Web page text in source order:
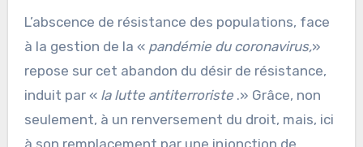
L’abscence de résistance des populations, face
à la gestion de la « pandémie du coronavirus,»
repose sur cet abandon du désir de résistance,
induit par « la lutte antiterroriste.» Grâce, non
seulement, à un renversement du droit, mais, ici